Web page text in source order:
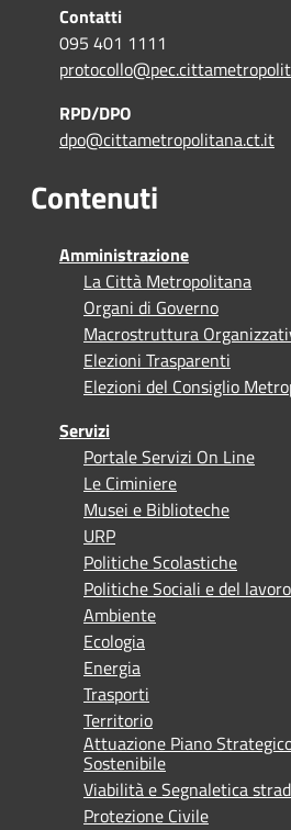
Contatti
095 401 1111
RPD/DPO
dpo@cittametropolitana.ct.it
Contenuti
Amministrazione
La Città Metropolitana
Organi di Governo
Macrostruttura
Elezioni Trasparenti
Elezioni del Consiglio
Servizi
Portale Servizi On Line
Le Ciminiere
Musei e Biblioteche
URP
Politiche Scolastiche
Politiche Sociali e del lavoro
Ambiente
Ecologia
Energia
Trasporti
Territorio
Attuazione Piano
Sostenibile
Viabilità e Segnaletica
Protezione Civile